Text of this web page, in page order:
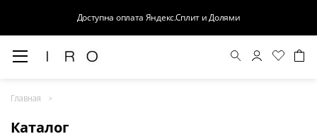
Доступна оплата Яндекс.Сплит и Долями
Главная
Каталог